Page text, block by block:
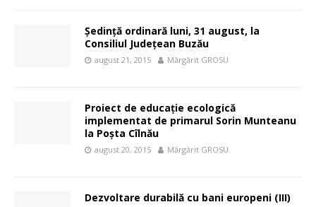
Şedinţă ordinară luni, 31 august, la
Consiliul Judeţean Buzău
august 21, 2015 Mărgărit GROSU
Proiect de educaţie ecologică
implementat de primarul Sorin Munteanu
la Poşta Cîlnău
august 20, 2015 Mărgărit GROSU
Dezvoltare durabilă cu bani europeni (III)